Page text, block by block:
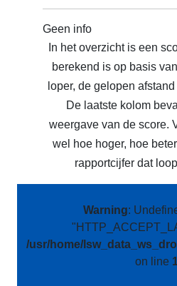
Geen info
In het overzicht is een
berekend is op basis
loper, de gelopen
De laatste kolom
weergave van de score.
wel hoe hoger, hoe
rapportcijfer dat
Warning:
/usr/home/
on line